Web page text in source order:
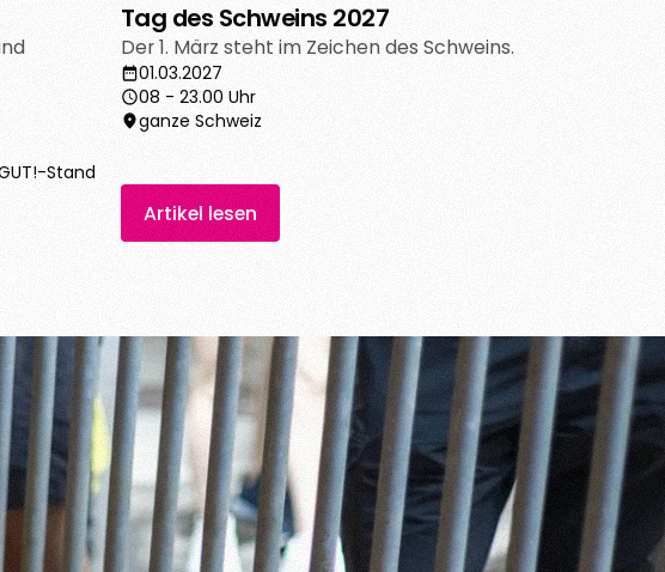
Stand
Tag des Schweins 2027
Der 1. März steht im Zeichen des Schweins.
01.03.2027
08 - 23.00 Uhr
ganze Schweiz
Artikel lesen